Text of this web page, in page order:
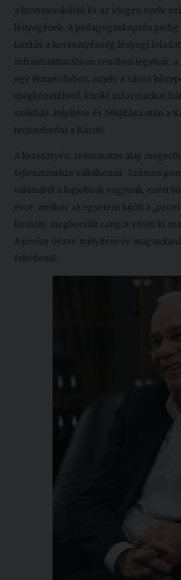
a kommunikáció és az idegen nyelv
lényegének. A pedagógusképzés
tanítás a keresztyénség lényegi
infrastrukturálisan rendben legyünk:
egy ékszerdoboz, amely a város
megközelíthető, kiváló informatikai
székház átépítése és felújítása után a
terjeszkedni a Károli.
A keresztyén, református alap
fejlesztésekre vállalkozni. Számos
valamiből a legjobbak vagyunk, ezért
évre, amikor az egyetem kijött a
komoly, megbecsült rangot vívott ki
A jövőre nézve mélyíteni és
feltétlenül.